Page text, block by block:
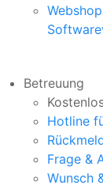
Betreuung
Hotline
Frage &
Wunsch